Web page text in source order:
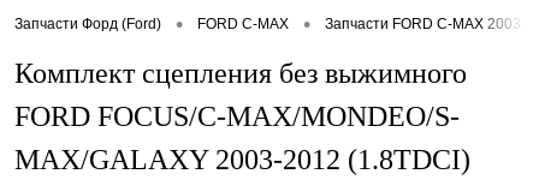
Запчасти Форд (Ford) • FORD C-MAX • Запчасти FORD C-MAX 2003-
Комплект сцепления без выжимного
FORD FOCUS/C-MAX/MONDEO/S-
MAX/GALAXY 2003-2012 (1.8TDCI)